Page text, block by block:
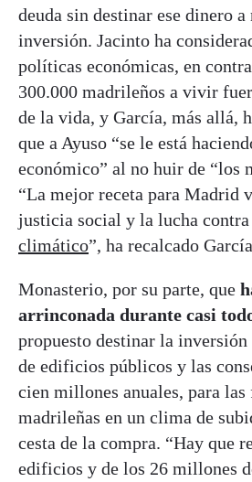
deuda sin destinar ese dinero a
inversión. Jacinto ha
políticas económicas, en
300.000 madrileños a vivir
de la vida, y García, más allá,
que a Ayuso “se le está
económico” al no huir de “los
“La mejor receta para Madrid
justicia social y la lucha contra
climático”, ha recalcado
Monasterio, por su parte, que
arrinconada durante casi
propuesto destinar la
de edificios públicos y las
cien millones anuales, para
madrileñas en un clima de
cesta de la compra. “Hay que
edificios y de los 26 millones